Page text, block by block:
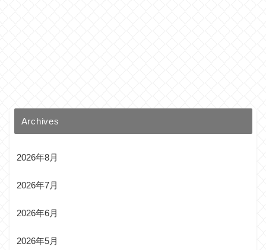
Archives
2026年8月
2026年7月
2026年6月
2026年5月